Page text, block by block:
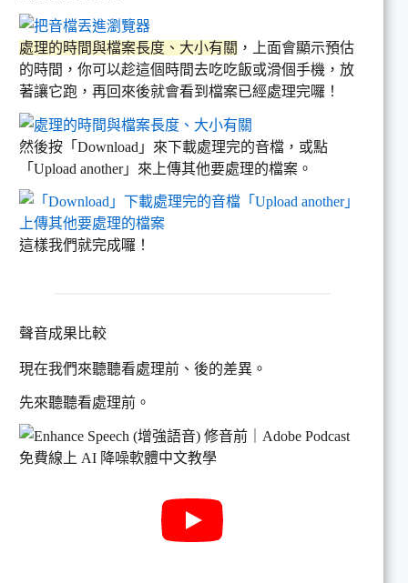
處理的時間與檔案長度、大小有關 ，上面會顯示預估
的時間，你可以趁這個時間去吃吃飯或滑個手機，放
著讓它跑，再回來後就會看到檔案已經處理完囉！
然後按「Download」來下載處理完的音檔，或點
「Upload another」來上傳其他要處理的檔案。
這樣我們就完成囉！
聲音成果比較
現在我們來聽聽看處理前、後的差異。
先來聽聽看處理前。